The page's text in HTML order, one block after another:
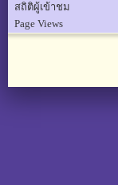
สถิติผู้เข้าชม
Page Views